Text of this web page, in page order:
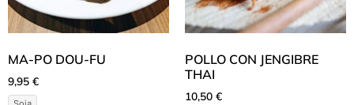
MA-PO DOU-FU
9,95 €
POLLO CON JENGIBRE
THAI
10,50 €